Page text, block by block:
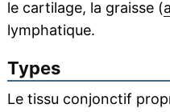
le cartilage, la graisse (
lymphatique.
Types
Le tissu conjonctif